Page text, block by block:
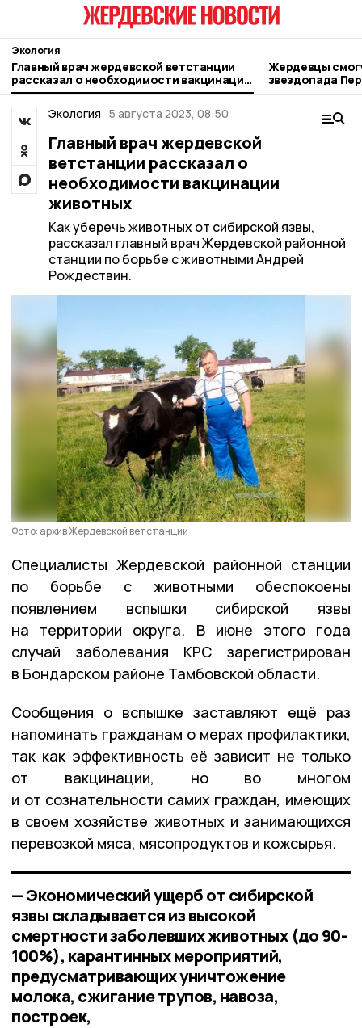
Экология
Главный врач жердевской ветстанции
рассказал о необходимости вакцинации
животных
Жердевцы
звездопада
Экология 5 августа 2023, 08:50
Главный врач жердевской
ветстанции рассказал о
необходимости вакцинации
животных
Как уберечь животных от сибирской язвы,
рассказал главный врач Жердевской районной
станции по борьбе с животными Андрей
Рождествин.
Фото: архив Жердевской ветстанции
Специалисты Жердевской районной станции
по борьбе с животными обеспокоены
появлением вспышки сибирской язвы
на территории округа. В июне этого года
случай заболевания КРС зарегистрирован
в Бондарском районе Тамбовской области.
Сообщения о вспышке заставляют ещё раз
напоминать гражданам о мерах профилактики,
так как эффективность её зависит не только
от вакцинации, но во многом
и от сознательности самих граждан, имеющих
в своем хозяйстве животных и занимающихся
перевозкой мяса, мясопродуктов и кожсырья.
— Экономический ущерб от сибирской
язвы складывается из высокой
смертности заболевших животных (до 90-
100%), карантинных мероприятий,
предусматривающих уничтожение
молока, сжигание трупов, навоза,
построек,